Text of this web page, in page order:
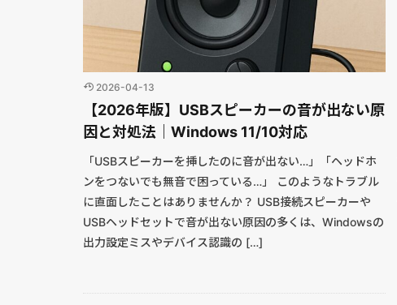
2026-04-13
【2026年版】USBスピーカーの音が出ない原
因と対処法｜Windows 11/10対応
「USBスピーカーを挿したのに音が出ない…」「ヘッドホ
ンをつないでも無音で困っている…」 このようなトラブル
に直面したことはありませんか？ USB接続スピーカーや
USBヘッドセットで音が出ない原因の多くは、Windowsの
出力設定ミスやデバイス認識の […]